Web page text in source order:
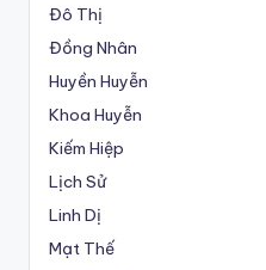
Đô Thị
Đồng Nhân
Huyền Huyễn
Khoa Huyễn
Kiếm Hiệp
Lịch Sử
Linh Dị
Mạt Thế